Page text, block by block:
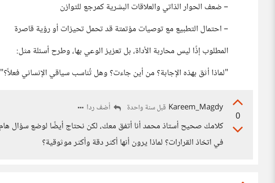
– ضعف الحوار الذاتي والعلاقات البشرية كمرجع للتوازن
– احتمال التطبيع مع توصيات مؤتمتة قد تحمل تحيزات أو رؤية قاصرة
المطلوب إذًا ليس محاربة الأداة، بل تعزيز الوعي بها، وطرح أسئلة مثل:
"لماذا أثق بهذه الإجابة؟ من أين جاءت؟ وهل تُناسب سياقي الإنساني فعلاً؟"
0
Kareem_Magdy قبل سنة واحدة أضف ردا
في اتخاذ القرارات؟ لماذا يرون أنها أكثر دقة وأكثر موثوقية؟